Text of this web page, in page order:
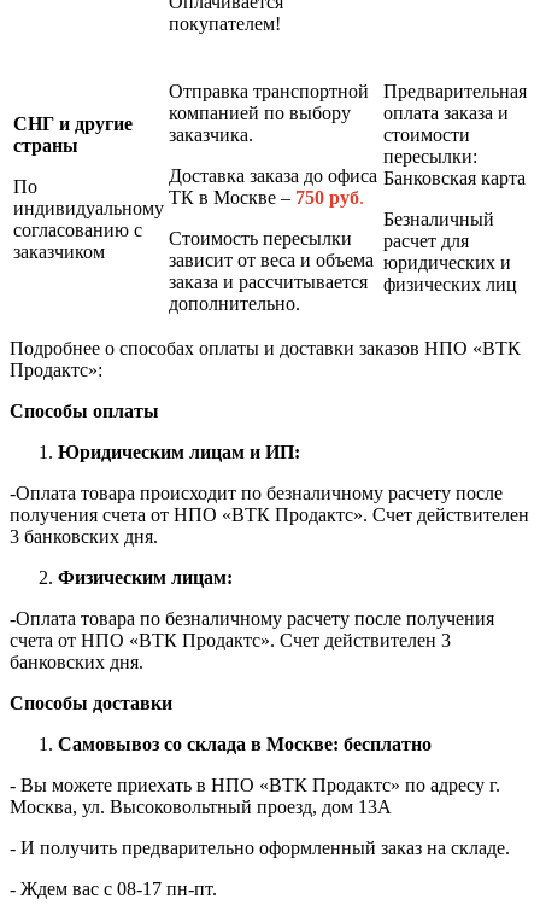
покупателем!
СНГ и другие
страны
По
индивидуальному
согласованию с
заказчиком
Отправка транспортной
компанией по выбору
заказчика.
Доставка заказа до офиса
ТК в Москве – 750 руб.
Стоимость пересылки
зависит от веса и объема
заказа и рассчитывается
дополнительно.
Предварительная
оплата заказа и
стоимости
пересылки:
Банковская карта
Безналичный
расчет для
юридических и
физических лиц
Подробнее о способах оплаты и доставки заказов НПО «ВТК
Продактс»:
Способы оплаты
Юридическим лицам и ИП:
-Оплата товара происходит по безналичному расчету после
получения счета от НПО «ВТК Продактс». Счет действителен
3 банковских дня.
Физическим лицам:
-Оплата товара по безналичному расчету после получения
счета от НПО «ВТК Продактс». Счет действителен 3
банковских дня.
Способы доставки
Самовывоз со склада в Москве: бесплатно
- Вы можете приехать в НПО «ВТК Продактс» по адресу г.
Москва, ул. Высоковольтный проезд, дом 13А
- И получить предварительно оформленный заказ на складе.
- Ждем вас c 08-17 пн-пт.